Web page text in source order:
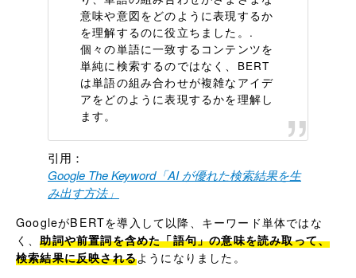
意味や意図をどのように表現するか
を理解するのに役立ちました。.
個々の単語に一致するコンテンツを
単純に検索するのではなく、BERT
は単語の組み合わせが複雑なアイデ
アをどのように表現するかを理解し
ます。
引用：
Google The Keyword「AI が優れた検索結果を生
み出す方法」
GoogleがBERTを導入して以降、キーワード単体ではな
く、助詞や前置詞を含めた「語句」の意味を読み取って、
検索結果に反映されるようになりました。